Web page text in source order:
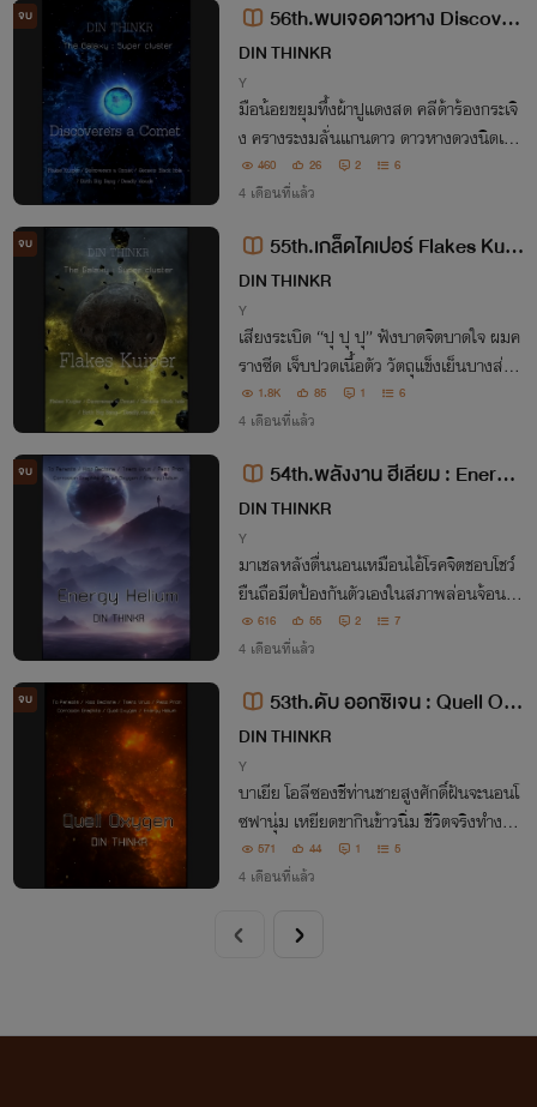
จบ
56th.พบเจอดาวหาง Discover
ers a Comet (The Galaxy : Supe
r cluster)
DIN THINKR
Y
มือน้อยขยุมทึ้งผ้าปูแดงสด คลีด้าร้องกระเจิ
ง ครางระงมลั่นแกนดาว ดาวหางดวงนิดเดีย
วส่ายหน้าเกลือกที่นอน และไม่รู้หมอนกระเ
ด็นหายตั้งแต่เมื่อไหร่ รู้เพียงมือดาวใหญ่ร้อ
460 26 2 6
4 เดือนที่แล้ว
จบ
55th.เกล็ดไคเปอร์ Flakes Kuip
er (The Galaxy : Super cluster)
DIN THINKR
Y
เสียงระเบิด “ปุ ปุ ปุ” ฟังบาดจิตบาดใจ ผมค
รางซีด เจ็บปวดเนื้อตัว วัตถุแข็งเย็นบางส่วน
ของผมละลายเหมือนน้ำตาละอองดาวที่หนา
วเหน็บ ผมโวยวาย ไม่รู้ต้องทำยังไงกับสิ่งล้า
1.8K 85 1 6
4 เดือนที่แล้ว
จบ
54th.พลังงาน ฮีเลียม : Energy
Helium (R.R.A.9 : The Ninth Red
Risk Area.)
DIN THINKR
Y
มาเชลหลังตื่นนอนเหมือนไอ้โรคจิตชอบโชว์
ยืนถือมีดป้องกันตัวเองในสภาพล่อนจ้อนเป็
นฆาตกรบ้ากาม เขาก้มสำรวจตัวเอง ตระหนั
กอย่างรวดเร็วเพราะนี่มันผิดปรกติ ร่างกายเ
616 55 2 7
4 เดือนที่แล้ว
จบ
53th.ดับ ออกซิเจน : Quell Oxy
gen (R.R.A.9 : The Ninth Red Ris
k Area.)
DIN THINKR
Y
บาเยีย โอลีซองชีท่านชายสูงศักดิ์ฝันจะนอนโ
ซฟานุ่ม เหยียดขากินข้าวนิ่ม ชีวิตจริงทำงาน
สะสมอาหารยิ่งกว่าฝูงมดฤดูร้อน เป็นโรคหัว
ใจ ภาวะหายใจไม่อิ่ม โดนอาการชักแหง็กๆเล่
571 44 1 5
4 เดือนที่แล้ว